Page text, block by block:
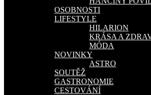
OSOBNOSTI
LIFESTYLE
HILARION
KRÁSA A
MÓDA
NOVINKY
ASTRO
SOUTĚŽ
GASTRONOMIE
CESTOVÁNÍ